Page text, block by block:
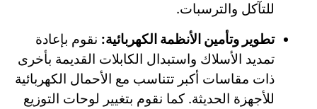
للتآكل والترسبات.
تطوير وتأمين الأنظمة الكهربائية: نقوم بإعادة
تمديد الأسلاك واستبدال الكابلات القديمة بأخرى
ذات مقاسات أكبر تتناسب مع الأحمال الكهربائية
للأجهزة الحديثة. كما نقوم بتغيير لوحات التوزيع